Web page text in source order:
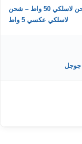
5820 مللي أمبير – شحن سريع 66 واط – شحن لاسلكي 50 واط – شحن
لاسلكي عكسي 5 واط